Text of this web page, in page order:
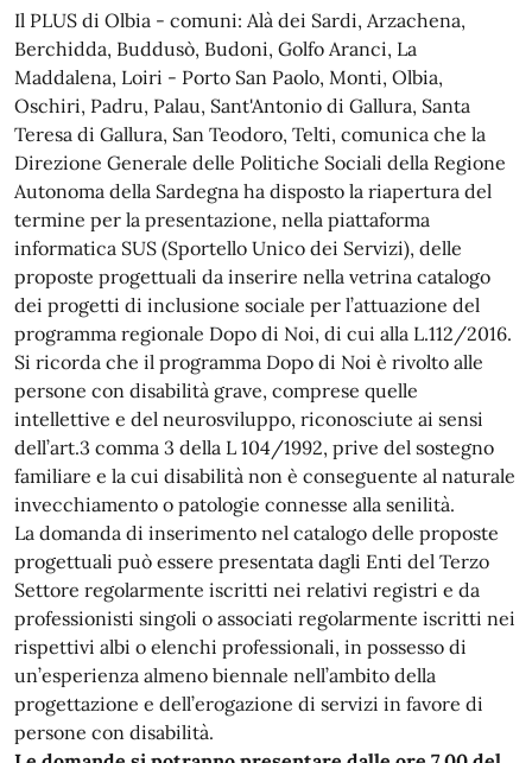
Il PLUS di Olbia - comuni: Alà dei Sardi, Arzachena,
Berchidda, Buddusò, Budoni, Golfo Aranci, La
Maddalena, Loiri - Porto San Paolo, Monti, Olbia,
Oschiri, Padru, Palau, Sant'Antonio di Gallura, Santa
Teresa di Gallura, San Teodoro, Telti, comunica che la
Direzione Generale delle Politiche Sociali della Regione
Autonoma della Sardegna ha disposto la riapertura del
termine per la presentazione, nella piattaforma
informatica SUS (Sportello Unico dei Servizi), delle
proposte progettuali da inserire nella vetrina catalogo
dei progetti di inclusione sociale per l’attuazione del
programma regionale Dopo di Noi, di cui alla L.112/2016.
Si ricorda che il programma Dopo di Noi è rivolto alle
persone con disabilità grave, comprese quelle
intellettive e del neurosviluppo, riconosciute ai sensi
dell’art.3 comma 3 della L 104/1992, prive del sostegno
familiare e la cui disabilità non è conseguente al naturale
invecchiamento o patologie connesse alla senilità.
La domanda di inserimento nel catalogo delle proposte
progettuali può essere presentata dagli Enti del Terzo
Settore regolarmente iscritti nei relativi registri e da
professionisti singoli o associati regolarmente iscritti nei
rispettivi albi o elenchi professionali, in possesso di
un’esperienza almeno biennale nell’ambito della
progettazione e dell’erogazione di servizi in favore di
persone con disabilità.